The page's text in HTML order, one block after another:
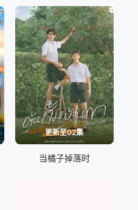
更新至02集
当橘子掉落时